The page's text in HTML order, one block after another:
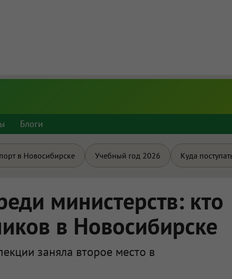
Блоги
в Новосибирске Учебный год 2026 Куда
министерств: кто
в Новосибирске
заняла второе место в